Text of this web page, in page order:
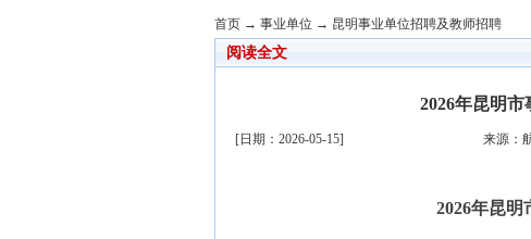
首页 → 事业单位 → 昆明事业单位招聘及教师招聘
阅读全文
2026年昆明
[日期：2026-05-15] 来源：
2026年昆